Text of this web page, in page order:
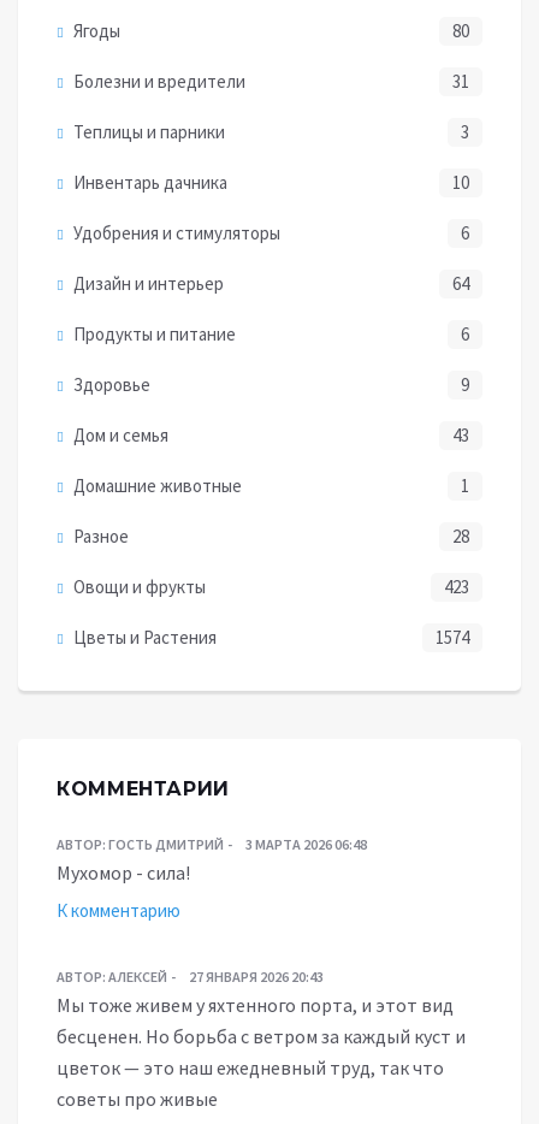
Ягоды 80
Болезни и вредители 31
Теплицы и парники 3
Инвентарь дачника 10
Удобрения и стимуляторы 6
Дизайн и интерьер 64
Продукты и питание 6
Здоровье 9
Дом и семья 43
Домашние животные 1
Разное 28
Овощи и фрукты 423
Цветы и Растения 1574
КОММЕНТАРИИ
АВТОР: ГОСТЬ ДМИТРИЙ 3 МАРТА 2026 06:48
Мухомор - сила!
К комментарию
АВТОР: АЛЕКСЕЙ 27 ЯНВАРЯ 2026 20:43
Мы тоже живем у яхтенного порта, и этот вид
бесценен. Но борьба с ветром за каждый куст и
цветок — это наш ежедневный труд, так что
советы про живые